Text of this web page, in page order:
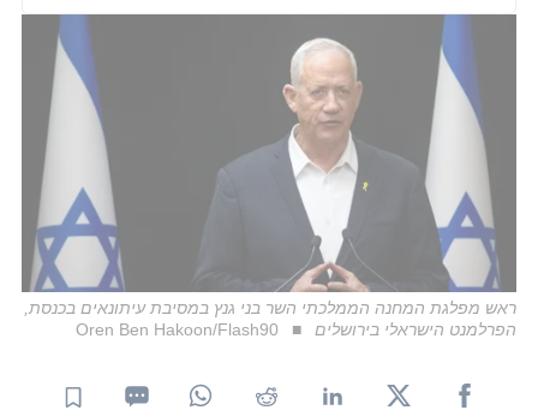
ראש מפלגת המחנה הממלכתי השר בני גנץ במסיבת עיתונאים בכנסת,
הפרלמנט הישראלי בירושלים
Oren Ben Hakoon/Flash90